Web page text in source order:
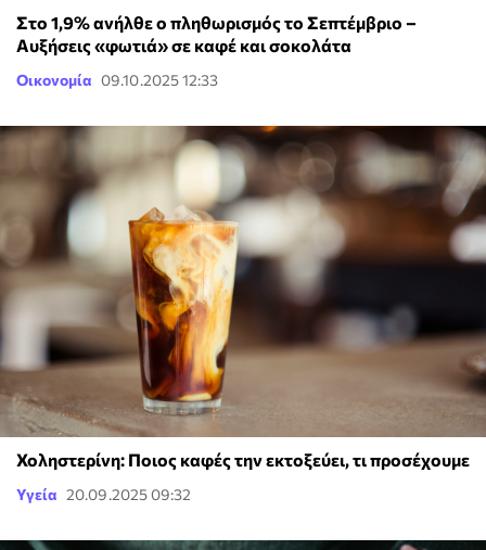
Στο 1,9% ανήλθε ο πληθωρισμός το Σεπτέμβριο –
Αυξήσεις «φωτιά» σε καφέ και σοκολάτα
Οικονομία 09.10.2025 12:33
Χοληστερίνη: Ποιος καφές την εκτοξεύει, τι προσέχουμε
Υγεία 20.09.2025 09:32